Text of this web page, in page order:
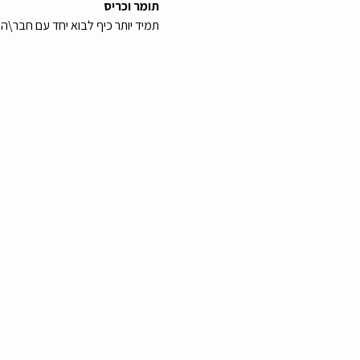
תומר וכריס
תמיד יותר כיף לבוא יחד עם